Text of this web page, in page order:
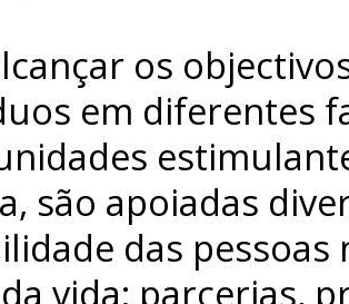
os
em diferentes
são apoiadas
das
vida; parcerias,